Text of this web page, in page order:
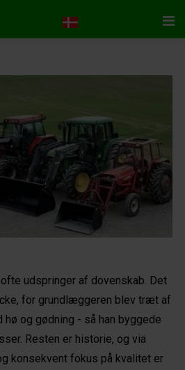
udspringer af dovenskab. Det
for grundlæggeren blev træt af
og gødning - så han byggede
Resten er historie, og via
konsekvent fokus på kvalitet er